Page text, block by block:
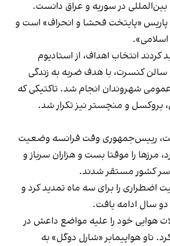
در سوریه و عراق دانست.
پاریس «پایتخت فحشا و انحراف» است و
کردند انتخاب اهداف، از استادیوم
سالن کنسرت، با هدف ضربه به زندگی
شهروندان انجام شد. تاکتیکی که
بروکسل و منچستر نیز تکرار شد.
رییس‌جمهوری وقت فرانسه وضعیت
مرزها را موقتا بست و هزاران سرباز و
کشور مستقر شدند.
را برای سه ماه تمدید کرد و
سال ادامه یافت.
هوایی خود را علیه مواضع داعش در
ناو هواپیمابر «شارل دوگل» به